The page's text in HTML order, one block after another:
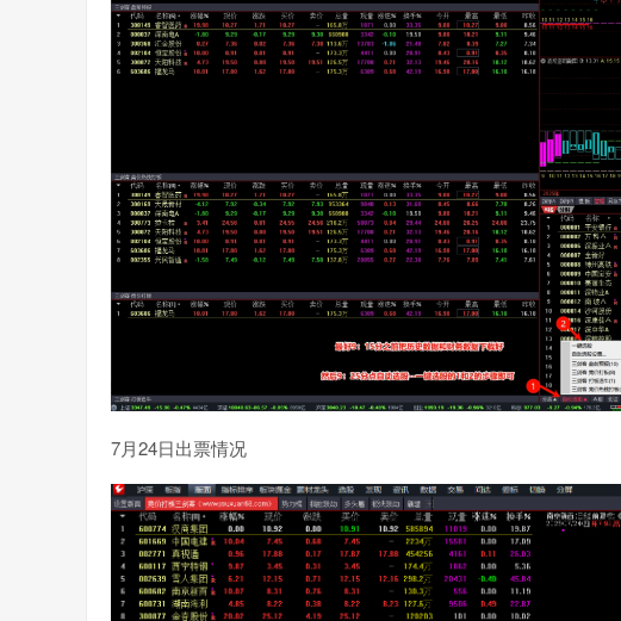
7月24日出票情况